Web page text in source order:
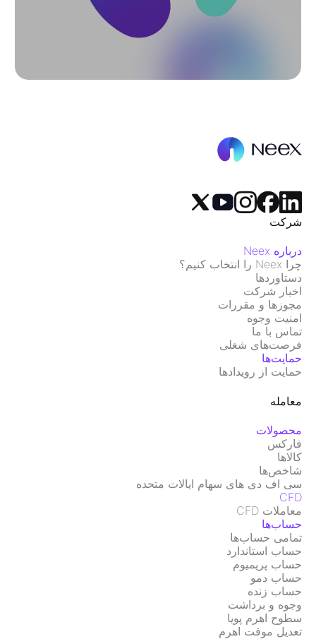
شرکت
درباره Neex
چرا Neex را انتخاب کنیم؟
دستاوردها
اخبار شرکت
مجوزها و مقررات
امنیت وجوه
تماس با ما
فرصت‌های شغلی
حمایت‌ها
حمایت از رویدادها
معامله
محصولات
فارکس
کالاها
شاخص‌ها
سی اف دی های سهام ایالات متحده
CFD
معاملات CFD
حساب‌ها
تمامی حساب‌ها
حساب استاندارد
حساب پریمیوم
حساب دمو
حساب زنده
وجوه و برداشت
سطوح اهرم پویا
تعدیل موقت اهرم